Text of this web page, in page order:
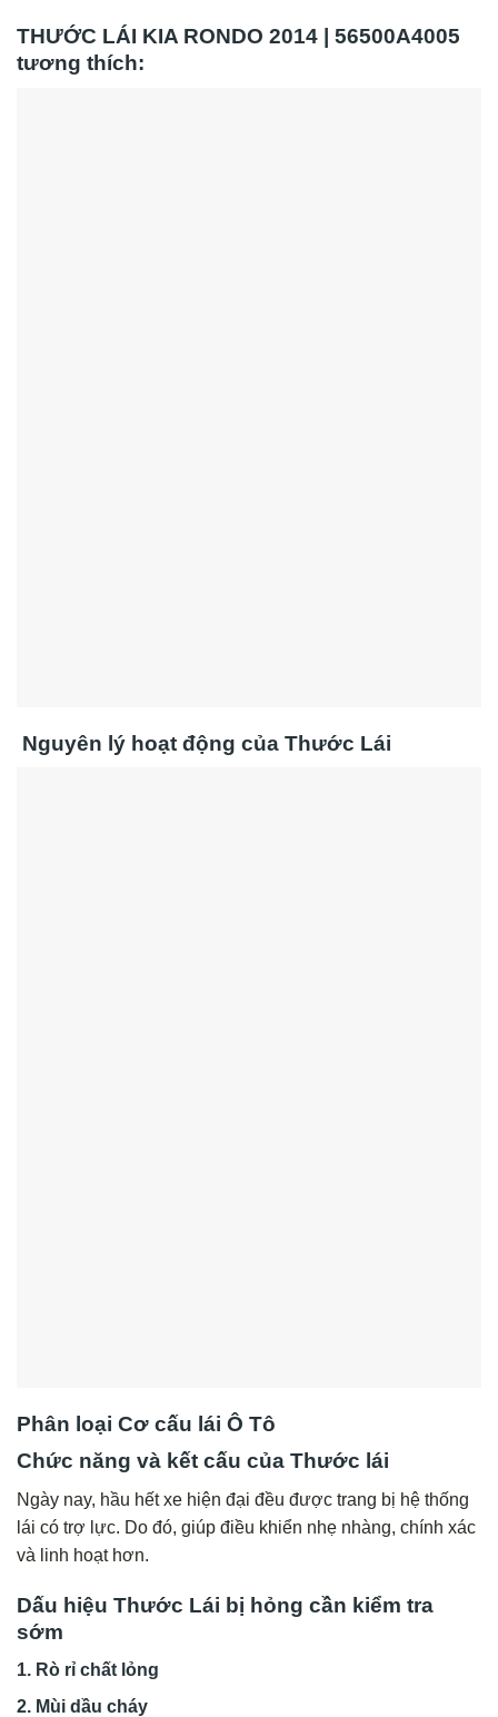
THƯỚC LÁI KIA RONDO 2014 | 56500A4005
tương thích:
Nguyên lý hoạt động của Thước Lái
Phân loại Cơ cấu lái Ô Tô
Chức năng và kết cấu của Thước lái
Ngày nay, hầu hết xe hiện đại đều được trang bị hệ thống
lái có trợ lực. Do đó, giúp điều khiển nhẹ nhàng, chính xác
và linh hoạt hơn.
Dấu hiệu Thước Lái bị hỏng cần kiểm tra
sớm
1. Rò rỉ chất lỏng
2. Mùi dầu cháy